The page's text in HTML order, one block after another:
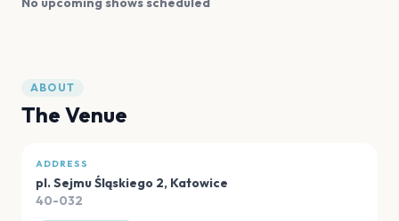
ABOUT
The Venue
ADDRESS
pl. Sejmu Śląskiego 2, Katowice
40-032